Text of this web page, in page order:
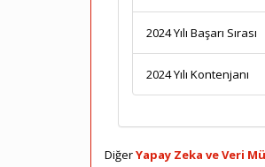
2024 Yılı Başarı Sırası
2024 Yılı Kontenjanı
DiğerYapay Zeka ve Veri